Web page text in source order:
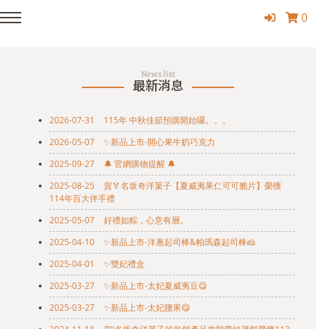
0
News list
最新消息
2026-07-31
115年 中秋佳節預購開始囉。。。
2026-05-07
✨新品上市-開心果牛奶巧克力
2025-09-27
🔔 官網購物提醒 🔔
2025-08-25
賀🏅名坂奇洋菓子【夏威夷果仁可可脆片】榮獲
114年百大伴手禮
2025-05-07
好禮如粽，心意有層。
2025-04-10
✨新品上市-洋蔥起司棒&帕瑪森起司棒🧀
2025-04-01
✨雙妃禮盒
2025-03-27
✨新品上市-太妃夏威夷豆😋
2025-03-27
✨新品上市-太妃腰果😋